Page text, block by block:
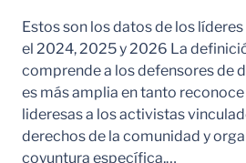
Estos son los datos de los
el 2024, 2025 y 2026 La
comprende a los defensores de
es más amplia en tanto
lideresas a los activistas
derechos de la comunidad y
coyuntura específica,…